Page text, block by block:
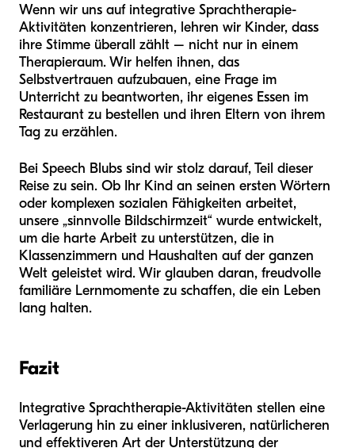
Wenn wir uns auf integrative Sprachtherapie-
Aktivitäten konzentrieren, lehren wir Kinder, dass
ihre Stimme überall zählt – nicht nur in einem
Therapieraum. Wir helfen ihnen, das
Selbstvertrauen aufzubauen, eine Frage im
Unterricht zu beantworten, ihr eigenes Essen im
Restaurant zu bestellen und ihren Eltern von ihrem
Tag zu erzählen.
Bei Speech Blubs sind wir stolz darauf, Teil dieser
Reise zu sein. Ob Ihr Kind an seinen ersten Wörtern
oder komplexen sozialen Fähigkeiten arbeitet,
unsere „sinnvolle Bildschirmzeit“ wurde entwickelt,
um die harte Arbeit zu unterstützen, die in
Klassenzimmern und Haushalten auf der ganzen
Welt geleistet wird. Wir glauben daran, freudvolle
familiäre Lernmomente zu schaffen, die ein Leben
lang halten.
Fazit
Integrative Sprachtherapie-Aktivitäten stellen eine
Verlagerung hin zu einer inklusiveren, natürlicheren
und effektiveren Art der Unterstützung der